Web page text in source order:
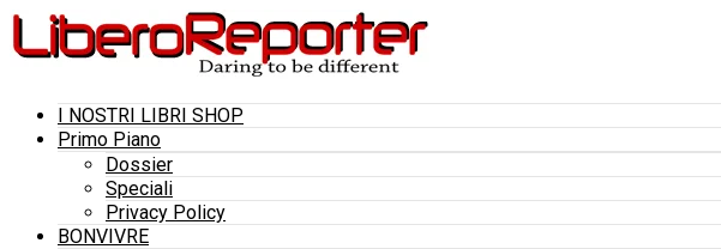
I NOSTRI LIBRI SHOP
Primo Piano
Dossier
Speciali
Privacy Policy
BONVIVRE